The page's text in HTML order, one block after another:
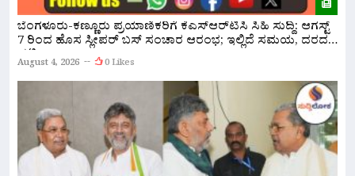
ಬೆಂಗಳೂರು-ಕಣ್ಣೂರು ಪ್ರಯಾಣಿಕರಿಗೆ ಕೆಎಸ್‌ಆರ್‌ಟಿಸಿ ಸಿಹಿ ಸುದ್ದಿ: ಆಗಸ್ಟ್
7 ರಿಂದ ಹೊಸ ಸ್ಲೀಪರ್ ಬಸ್ ಸಂಚಾರ ಆರಂಭ; ಇಲ್ಲಿದೆ ಸಮಯ, ದರದ
ಪಟ್ಟಿ!
August 4, 2026 0 Likes